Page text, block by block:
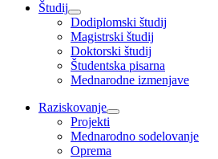
Študij
Dodiplomski študij
Magistrski študij
Doktorski študij
Študentska pisarna
Mednarodne izmenjave
Raziskovanje
Projekti
Mednarodno sodelovanje
Oprema